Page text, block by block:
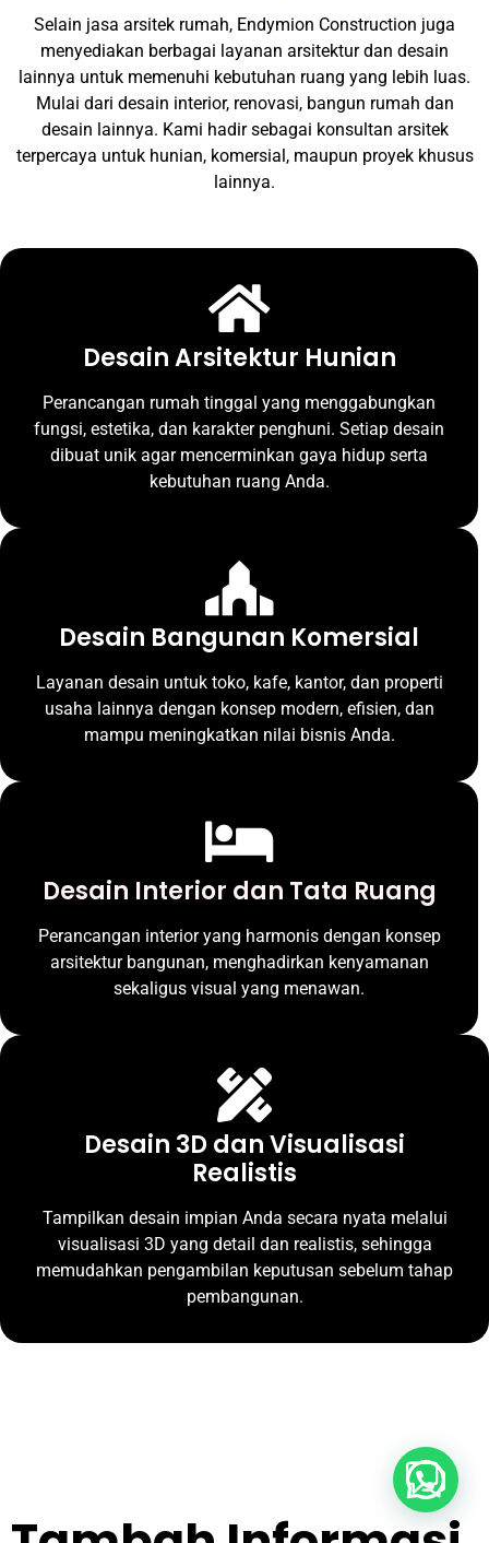
Selain jasa arsitek rumah, Endymion Construction juga
menyediakan berbagai layanan arsitektur dan desain
lainnya untuk memenuhi kebutuhan ruang yang lebih luas.
Mulai dari desain interior, renovasi, bangun rumah dan
desain lainnya. Kami hadir sebagai konsultan arsitek
terpercaya untuk hunian, komersial, maupun proyek khusus
lainnya.
Desain Arsitektur Hunian
Perancangan rumah tinggal yang menggabungkan
fungsi, estetika, dan karakter penghuni. Setiap desain
dibuat unik agar mencerminkan gaya hidup serta
kebutuhan ruang Anda.
Desain Bangunan Komersial
Layanan desain untuk toko, kafe, kantor, dan properti
usaha lainnya dengan konsep modern, efisien, dan
mampu meningkatkan nilai bisnis Anda.
Desain Interior dan Tata Ruang
Perancangan interior yang harmonis dengan konsep
arsitektur bangunan, menghadirkan kenyamanan
sekaligus visual yang menawan.
Desain 3D dan Visualisasi
Realistis
Tampilkan desain impian Anda secara nyata melalui
visualisasi 3D yang detail dan realistis, sehingga
memudahkan pengambilan keputusan sebelum tahap
pembangunan.